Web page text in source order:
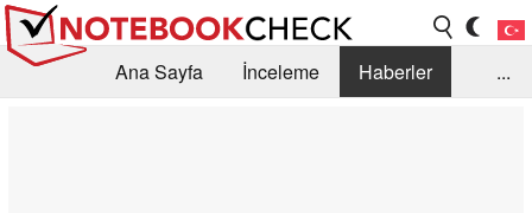
Ana Sayfa İnceleme
Haberler
...